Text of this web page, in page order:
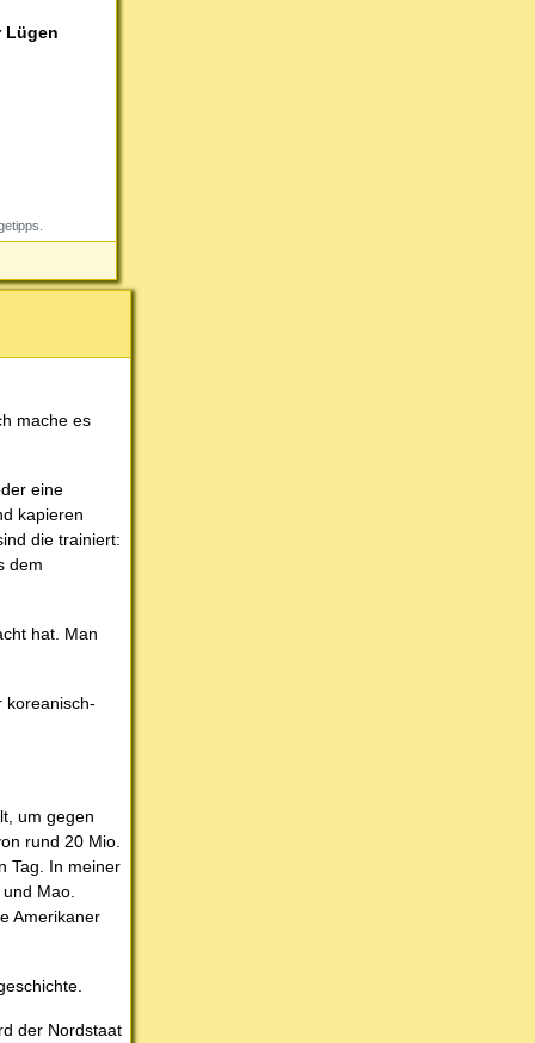
Lügen
mache es
eine
kapieren
die trainiert:
dem
hat. Man
koreanisch-
um gegen
rund 20 Mio.
Tag. In meiner
Mao.
Amerikaner
der Nordstaat